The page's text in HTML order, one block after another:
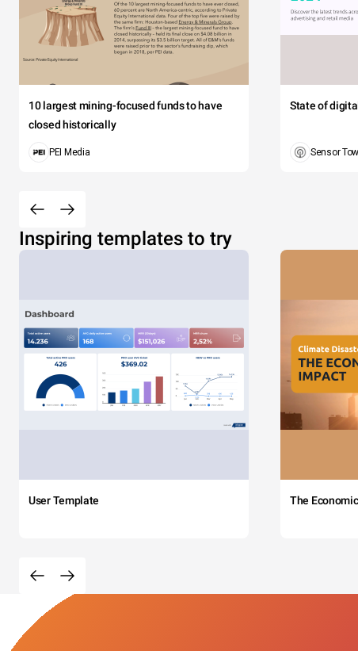
10 largest mining-focused funds to have
closed historically
PEI Media
State of
Sensor
Inspiring templates to try
User Template The